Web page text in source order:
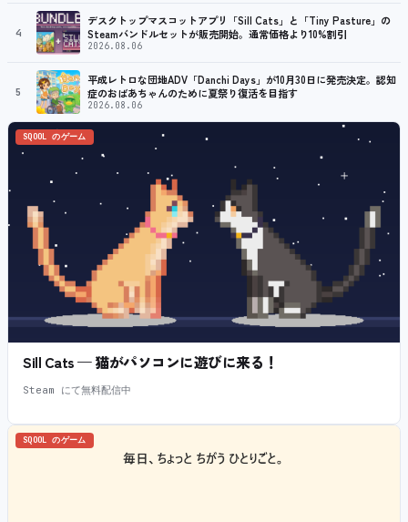
4
デスクトップマスコットアプリ「Sill Cats」と「Tiny Pasture」の
Steamバンドルセットが販売開始。通常価格より10%割引
2026.08.06
5
平成レトロな団地ADV「Danchi Days」が10月30日に発売決定。認知
症のおばあちゃんのために夏祭り復活を目指す
2026.08.06
SQOOL のゲーム
Sill Cats — 猫がパソコンに遊びに来る！
Steam にて無料配信中
SQOOL のゲーム